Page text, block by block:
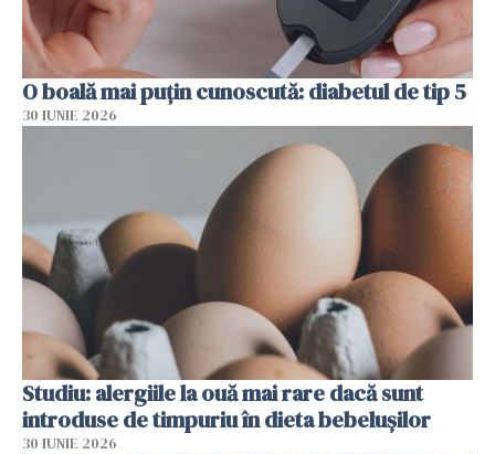
O boală mai puțin cunoscută: diabetul de tip 5
30 IUNIE 2026
Studiu: alergiile la ouă mai rare dacă sunt
introduse de timpuriu în dieta bebelușilor
30 IUNIE 2026